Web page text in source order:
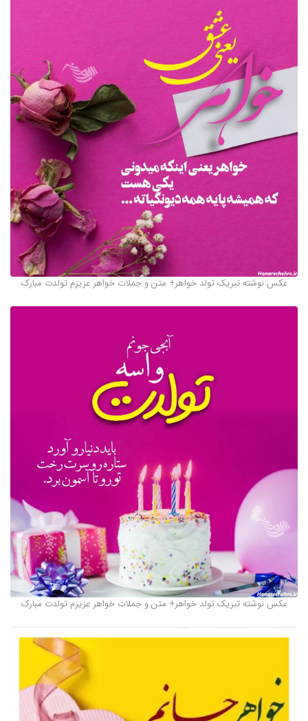
عکس نوشته تبریک تولد خواهر+ متن و جملات خواهر عزیزم تولدت مبارک
عکس نوشته تبریک تولد خواهر+ متن و جملات خواهر عزیزم تولدت مبارک